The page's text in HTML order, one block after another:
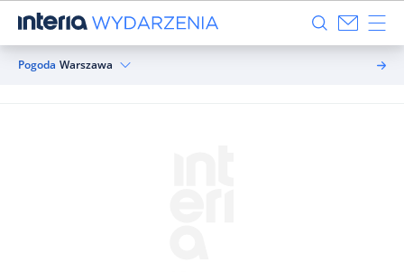
Pogoda Warszawa